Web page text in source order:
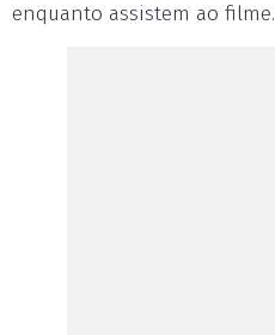
enquanto assistem ao filme.